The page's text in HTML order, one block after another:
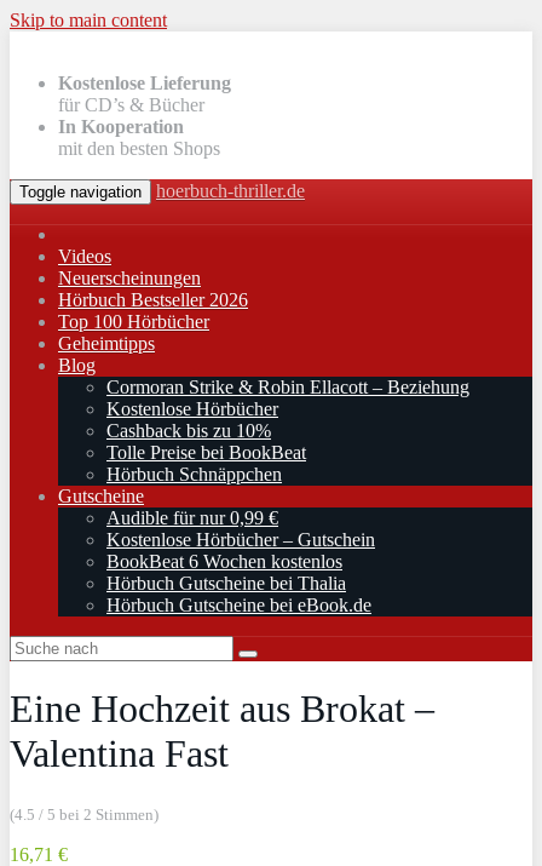
Skip to main content
Kostenlose Lieferung
für CD’s & Bücher
In Kooperation
mit den besten Shops
Toggle navigation hoerbuch-thriller.de
Videos
Neuerscheinungen
Hörbuch Bestseller 2026
Top 100 Hörbücher
Geheimtipps
Blog
Cormoran Strike & Robin Ellacott – Beziehung
Kostenlose Hörbücher
Cashback bis zu 10%
Tolle Preise bei BookBeat
Hörbuch Schnäppchen
Gutscheine
Audible für nur 0,99 €
Kostenlose Hörbücher – Gutschein
BookBeat 6 Wochen kostenlos
Hörbuch Gutscheine bei Thalia
Hörbuch Gutscheine bei eBook.de
Eine Hochzeit aus Brokat –
Valentina Fast
(4.5 / 5 bei 2 Stimmen)
16,71 €